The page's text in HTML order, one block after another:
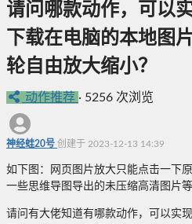
请问哪款动作，可以
下载在电脑的本地图
轮自由放大缩小？
动作推荐 · 5256 次浏览
神经蛙20号 创建于 2023-12-13 14:39
如下图：网页图片放大只能点击一下
一些思维导图导出的未压缩高清图片
请问有大佬知道有哪款动作，可以实